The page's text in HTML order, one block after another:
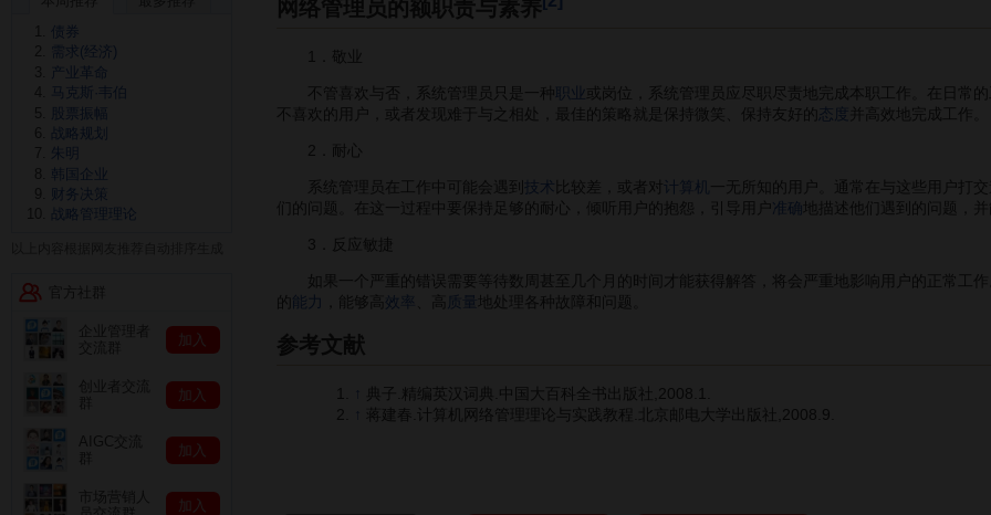
网络管理员的额职责与素养
1．敬业
不管喜欢与否，系统管理员只是一种 职业
或岗位，系统管理员应尽职尽责地完成本职工作。在日常
不喜欢的用户，或者发现难于与之相处，最佳的策略就是保持微笑、保持友好的 态度 并高效地完成工作。
2．耐心
系统管理员在工作中可能会遇到 技术 比较差，或者对 计算机 一无所知的用户。通常在与这些用户打交
们的问题。在这一过程中要保持足够的耐心，倾听用户的抱怨，引导用户 准确 地描述他们遇到的问题，
3．反应敏捷
如果一个严重的错误需要等待数周甚至几个月的时间才能获得解答，将会严重地影响用户的正常工作
的 能力 ，能够高 效率 、高 地处理各种故障和问题。
参考文献
典子.精编英汉词典.中国大百科全书出版社,2008.1.
蒋建春.计算机网络管理理论与实践教程.北京邮电大学出版社,2008.9.
债券
需求(经济)
产业革命
马克斯·韦伯
股票振幅
战略规划
朱明
韩国企业
财务决策
战略管理理论
加入
加入
加入
加入